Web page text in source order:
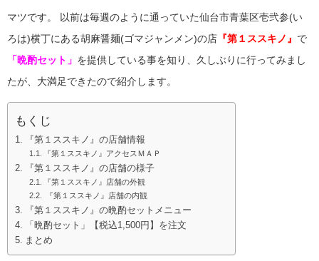
マツです。 以前は毎週のように通っていた仙台市青葉区壱弐参(い
ろは)横丁にある胡麻醤麺(ゴマジャンメン)の店 『第１ススキノ』 で
「晩酌セット」 を提供している事を知り、久しぶりに行ってみまし
たが、大満足できたので紹介します。
もくじ
『第１ススキノ』の店舗情報
『第１ススキノ』アクセスＭＡＰ
『第１ススキノ』の店舗の様子
『第１ススキノ』店舗の外観
『第１ススキノ』店舗の内観
『第１ススキノ』の晩酌セットメニュー
「晩酌セット」【税込1,500円】を注文
まとめ